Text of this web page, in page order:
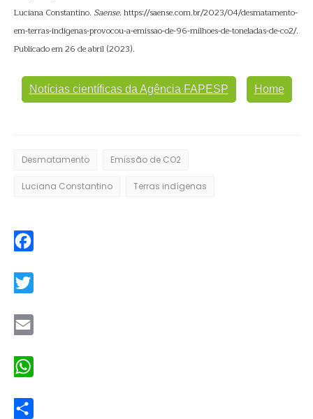
Luciana Constantino. Saense. https://saense.com.br/2023/04/desmatamento-
em-terras-indigenas-provocou-a-emissao-de-96-milhoes-de-toneladas-de-co2/.
Publicado em 26 de abril (2023).
Notícias científicas da Agência FAPESP Home
Desmatamento Emissão de CO2
Luciana Constantino Terras indígenas